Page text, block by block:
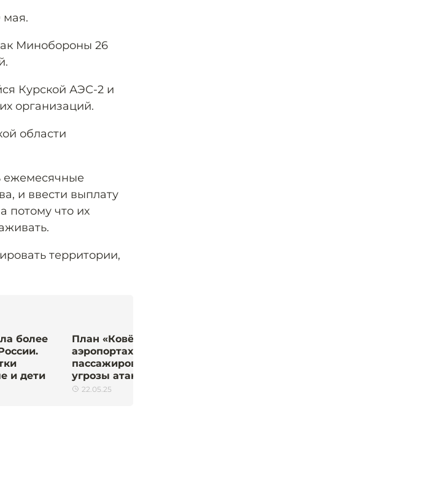
мая.
Минобороны 26
Курской АЭС-2 и
организаций.
области
ежемесячные
и ввести выплату
потому что их
территории,
более
и дети
План «Ковёр»: в московских
аэропортах застряли сотни
пассажиров. Всё из-за
угрозы атаки БПЛА
22.05.25